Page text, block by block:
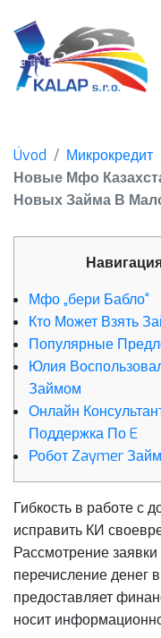
Úvod
Микрокредит
Новые Мфо
Новых Займа В
Мфо „бери Бабло“
Кто Может Взять
Популярные
Юлия
Займом
Онлайн
Поддержка По E
Робот Zaymer
Гибкость в работе с
исправить КИ
Рассмотрение
перечисление денег
предоставляет
носит